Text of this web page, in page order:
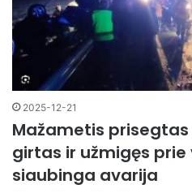
2025-12-21
Mažametis
girtas ir užmigęs prie
siaubinga avarija